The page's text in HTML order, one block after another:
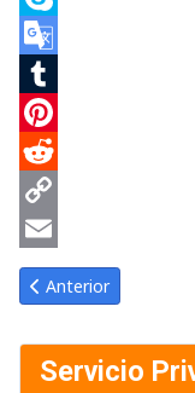
Skype
Google
Translate
Tumblr
Pinterest
Reddit
Copy
Link
Email
Artículo anterior:
Anterior
Servicio